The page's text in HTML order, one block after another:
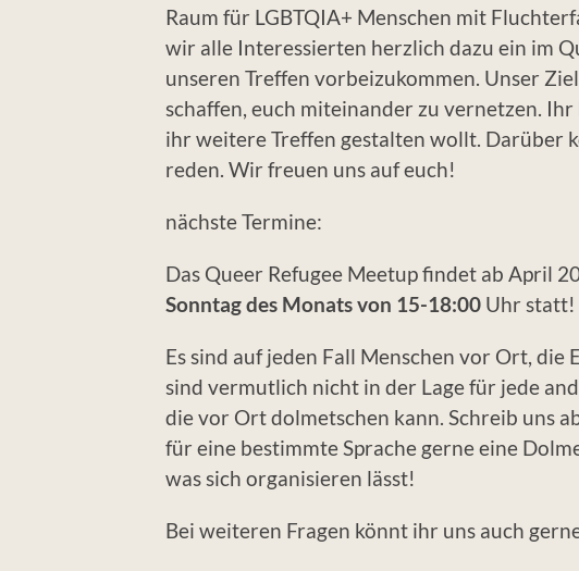
Raum für LGBTQIA+ Menschen mit
wir alle Interessierten herzlich dazu ein im
unseren Treffen vorbeizukommen. Unser
schaffen, euch miteinander zu vernetzen.
ihr weitere Treffen gestalten wollt. Darüber
reden. Wir freuen uns auf euch!
nächste Termine:
Das Queer Refugee Meetup findet ab April
Sonntag des Monats von 15-18:00 Uhr statt!
Es sind auf jeden Fall Menschen vor Ort, die
sind vermutlich nicht in der Lage für jede
die vor Ort dolmetschen kann. Schreib uns
für eine bestimmte Sprache gerne eine
was sich organisieren lässt!
Bei weiteren Fragen könnt ihr uns auch